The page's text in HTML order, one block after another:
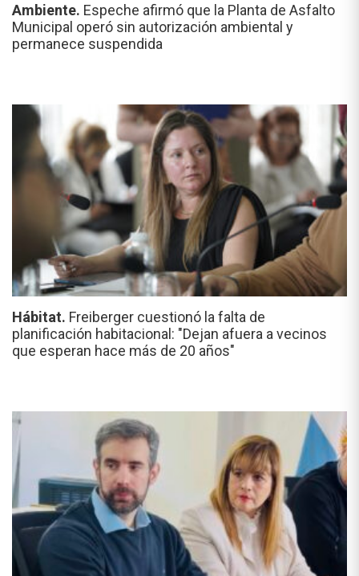
Ambiente. Espeche afirmó que la Planta de Asfalto
Municipal operó sin autorización ambiental y
permanece suspendida
Hábitat. Freiberger cuestionó la falta de
planificación habitacional: "Dejan afuera a vecinos
que esperan hace más de 20 años"